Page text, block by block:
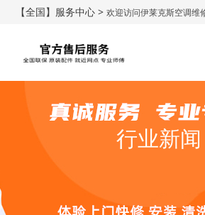
【全国】服务中心 >欢迎访问伊莱克斯空调维
行业新闻